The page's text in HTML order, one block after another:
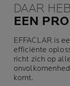
DAAR
EEN
EFFACLAR is
efficiënte
richt zich op
komt.